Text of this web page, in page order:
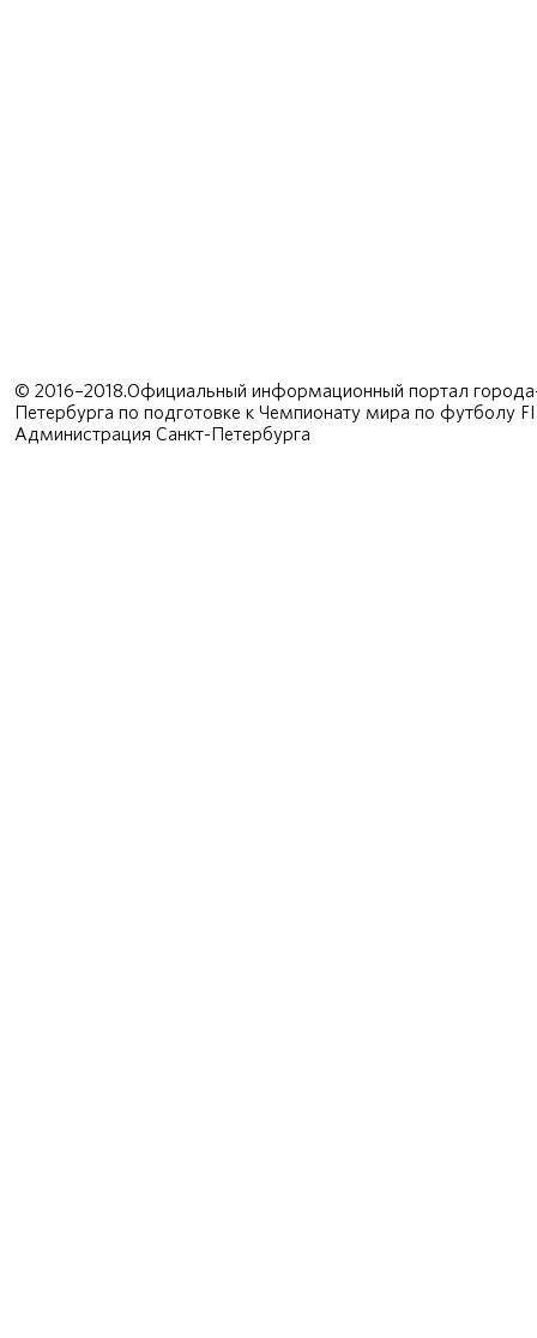
© 2016–2018.Официальный информационный портал
Петербурга по подготовке к Чемпионату мира по футболу
Администрация Санкт-Петербурга